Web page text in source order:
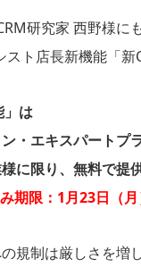
研究家 西野様に
ト店長新機能「新
」は
・エキスパートプ
に限り、無料で提
期限：1月23日（
規制は厳しさを増